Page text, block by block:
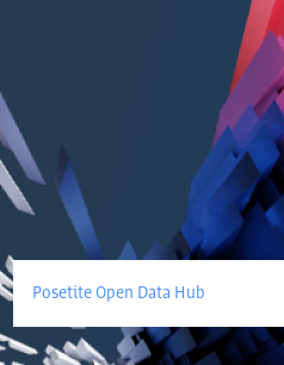
Posetite Open Data Hub